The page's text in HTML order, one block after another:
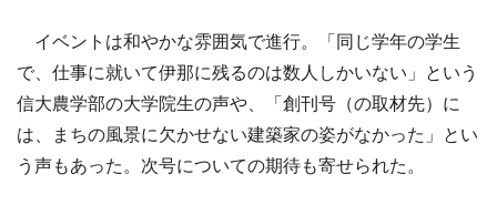
イベントは和やかな雰囲気で進行。「同じ学年の学生
で、仕事に就いて伊那に残るのは数人しかいない」という
信大農学部の大学院生の声や、「創刊号（の取材先）に
は、まちの風景に欠かせない建築家の姿がなかった」とい
う声もあった。次号についての期待も寄せられた。